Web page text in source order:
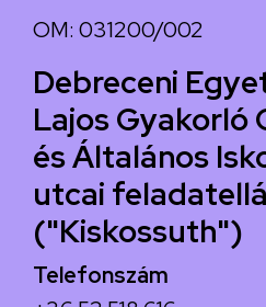
OM: 031200/002
Debreceni
Lajos Gyakorló
és Általános
utcai
("Kiskossuth")
Telefonszám